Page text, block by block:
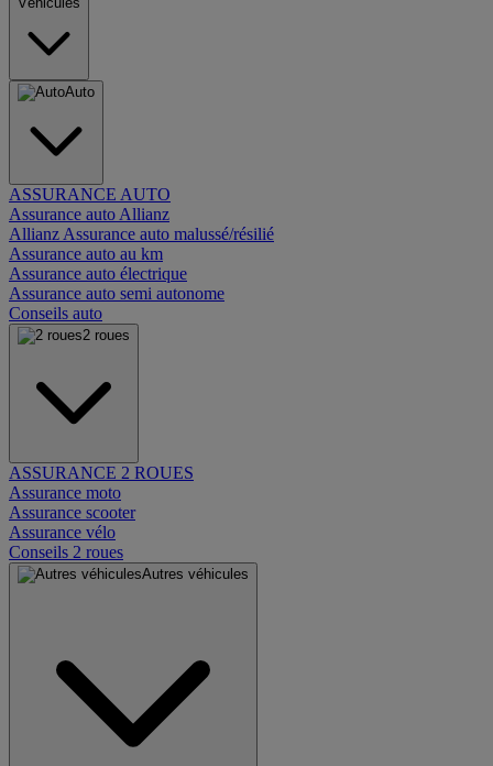
Auto
ASSURANCE AUTO
Assurance auto Allianz
Allianz Assurance auto malussé/résilié
Assurance auto au km
Assurance auto électrique
Assurance auto semi autonome
Conseils auto
2 roues
ASSURANCE 2 ROUES
Assurance moto
Assurance scooter
Assurance vélo
Conseils 2 roues
Autres véhicules